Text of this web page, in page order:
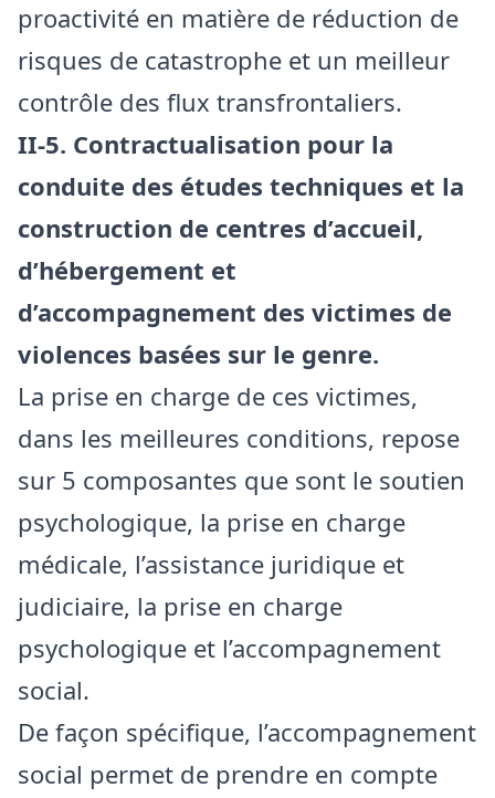
proactivité en matière de réduction de
risques de catastrophe et un meilleur
contrôle des flux transfrontaliers.
II-5. Contractualisation pour la
conduite des études techniques et la
construction de centres d’accueil,
d’hébergement et
d’accompagnement des victimes de
violences basées sur le genre.
La prise en charge de ces victimes,
dans les meilleures conditions, repose
sur 5 composantes que sont le soutien
psychologique, la prise en charge
médicale, l’assistance juridique et
judiciaire, la prise en charge
psychologique et l’accompagnement
social.
De façon spécifique, l’accompagnement
social permet de prendre en compte